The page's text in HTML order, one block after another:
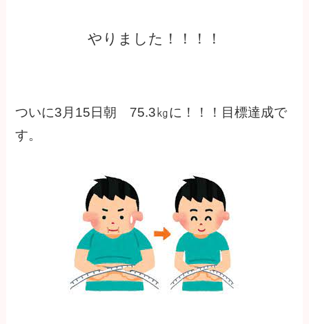
やりました！！！！
ついに3月15日朝 75.3㎏に！！！目標達成で
す。